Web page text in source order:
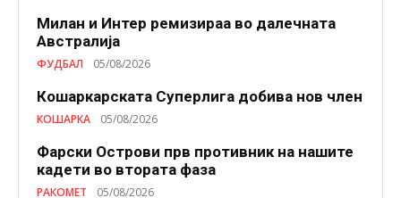
Милан и Интер ремизираа во далечната
Австралија
ФУДБАЛ 05/08/2026
Кошаркарската Суперлига добива нов член
КОШАРКА 05/08/2026
Фарски Острови прв противник на нашите
кадети во втората фаза
РАКОМЕТ 05/08/2026